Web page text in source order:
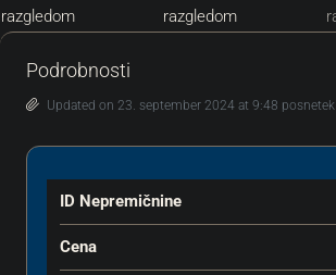
Podrobnosti
Updated on 23. september 2024 at 9:48 posnetek
ID Nepremičnine
Cena